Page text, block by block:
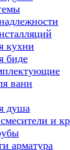
кухни
биде
ванн
душа
и
арматура